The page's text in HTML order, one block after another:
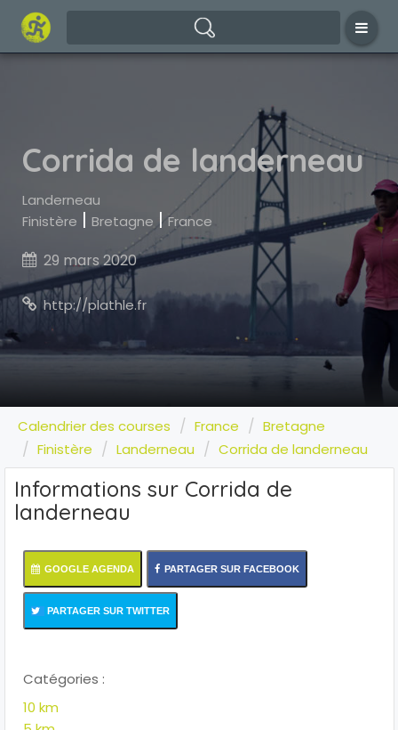
Corrida de landerneau
Landerneau
Finistère | Bretagne | France
29 mars 2020
http://plathle.fr
Calendrier des courses France
Bretagne
Finistère
Landerneau Corrida de landerneau
Informations sur Corrida de
landerneau
GOOGLE AGENDA PARTAGER SUR FACEBOOK
PARTAGER SUR TWITTER
Catégories :
10 km